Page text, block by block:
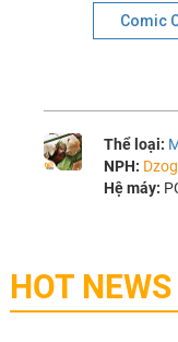
Comic
Thể loại:
NPH:
Hệ máy:
HOT NEWS